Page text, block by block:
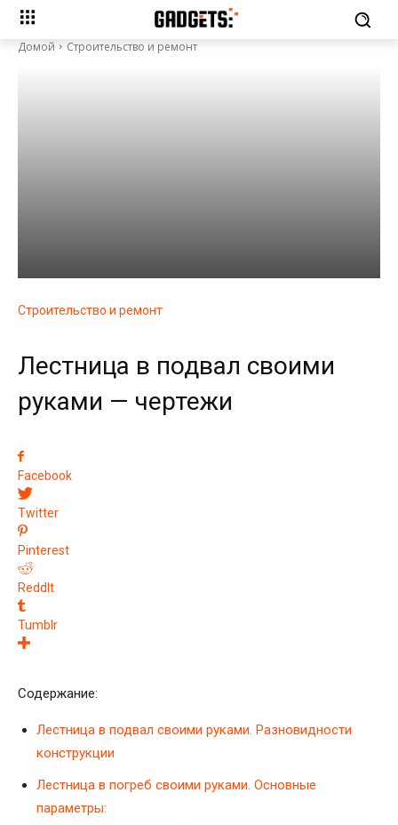
Домой Строительство и ремонт
Строительство и ремонт
Лестница в подвал своими
руками — чертежи
Facebook
Twitter
Pinterest
ReddIt
Tumblr
Содержание:
Лестница в подвал своими руками. Разновидности
конструкции
Лестница в погреб своими руками. Основные
параметры: